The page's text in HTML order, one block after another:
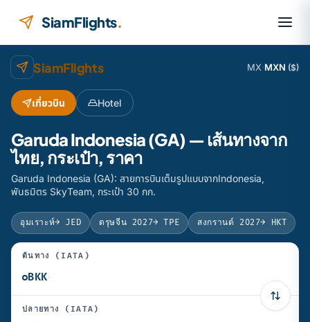
SiamFlights.
SiamFlights MX·MXN ($)
เที่ยวบิน Hotel
Garuda Indonesia (GA) — เส้นทางจาก
ไทย, กระเป๋า, ราคา
Garuda Indonesia (GA): สายการบินเต็มรูปแบบจากIndonesia,
พันธมิตร SkyTeam, กระเป๋า 30 กก.
อุมเราะห์→ JED ตรุษจีน 2027→ TPE สงกรานต์ 2027→ HKT
ต้นทาง (IATA)
ปลายทาง (IATA)